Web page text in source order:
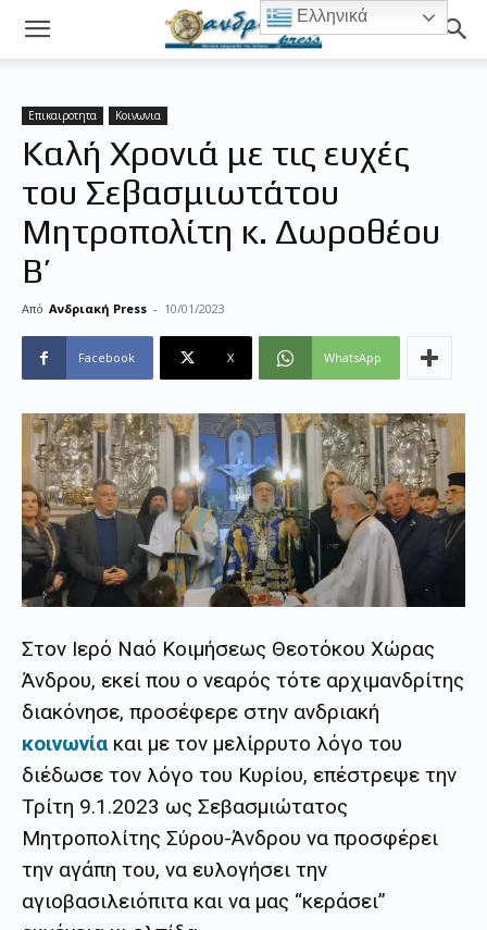
Επικαιροτητα Κοινωνια
Καλή Χρονιά με τις ευχές
του Σεβασμιωτάτου
Μητροπολίτη κ. Δωροθέου
Β’
Από Ανδριακή Press - 10/01/2023
Facebook X WhatsApp
Στον Ιερό Ναό Κοιμήσεως Θεοτόκου Χώρας
Άνδρου, εκεί που ο νεαρός τότε αρχιμανδρίτης
διακόνησε, προσέφερε στην ανδριακή
κοινωνία και με τον μελίρρυτο λόγο του
διέδωσε τον λόγο του Κυρίου, επέστρεψε την
Τρίτη 9.1.2023 ως Σεβασμιώτατος
Μητροπολίτης Σύρου-Άνδρου να προσφέρει
την αγάπη του, να ευλογήσει την
αγιοβασιλειόπιτα και να μας “κεράσει”
Ελληνικά